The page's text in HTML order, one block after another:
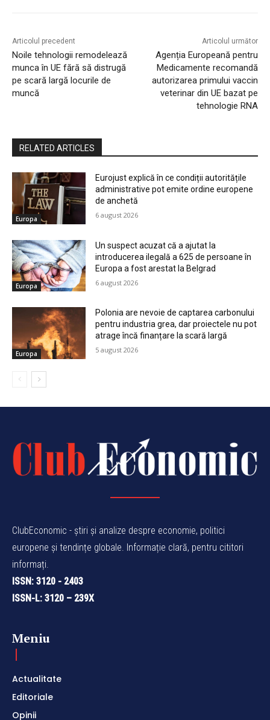
Articolul precedent
Noile tehnologii remodelează
munca în UE fără să distrugă
pe scară largă locurile de
muncă
Articolul următor
Agenția Europeană pentru
Medicamente recomandă
autorizarea primului vaccin
veterinar din UE bazat pe
tehnologie RNA
RELATED ARTICLES
Europa
Eurojust explică în ce condiții autoritățile
administrative pot emite ordine europene
de anchetă
6 august 2026
Europa
Un suspect acuzat că a ajutat la
introducerea ilegală a 625 de persoane în
Europa a fost arestat la Belgrad
6 august 2026
Europa
Polonia are nevoie de captarea carbonului
pentru industria grea, dar proiectele nu pot
atrage încă finanțare la scară largă
5 august 2026
ClubEconomic - știri și analize despre economie, politici
europene și tendințe globale. Informație clară, pentru cititori
informați.
ISSN: 3120 - 2403
ISSN-L: 3120 – 239X
Meniu
Actualitate
Editoriale
Opinii